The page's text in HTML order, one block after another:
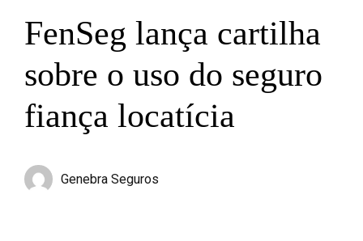
FenSeg lança cartilha
sobre o uso do seguro
fiança locatícia
Genebra Seguros